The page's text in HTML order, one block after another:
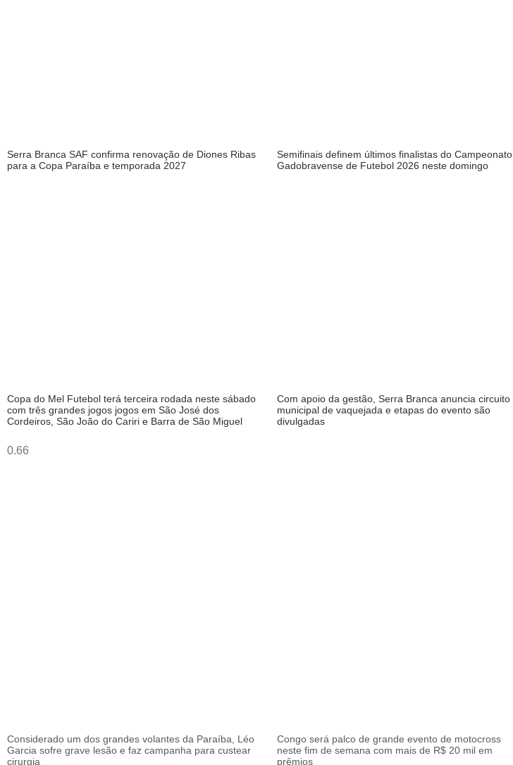
Serra Branca SAF confirma renovação de Diones Ribas
para a Copa Paraíba e temporada 2027
Semifinais definem últimos finalistas do Campeonato
Gadobravense de Futebol 2026 neste domingo
Copa do Mel Futebol terá terceira rodada neste sábado
com três grandes jogos jogos em São José dos
Cordeiros, São João do Cariri e Barra de São Miguel
Com apoio da gestão, Serra Branca anuncia circuito
municipal de vaquejada e etapas do evento são
divulgadas
Considerado um dos grandes volantes da Paraíba, Léo
Garcia sofre grave lesão e faz campanha para custear
cirurgia
Congo será palco de grande evento de motocross
neste fim de semana com mais de R$ 20 mil em
prêmios